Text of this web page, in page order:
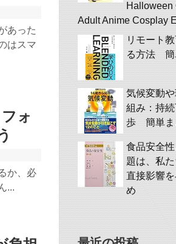
あった
はスマ
ォ
か、必
...
Halloween
Adult Anime Cosplay
リモート
る方法 簡
気候変動
組み：持
歩 簡単ま
食品安全
題は、私
直接影響
め